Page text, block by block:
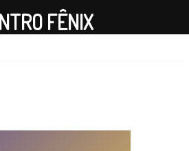
FÊNIX